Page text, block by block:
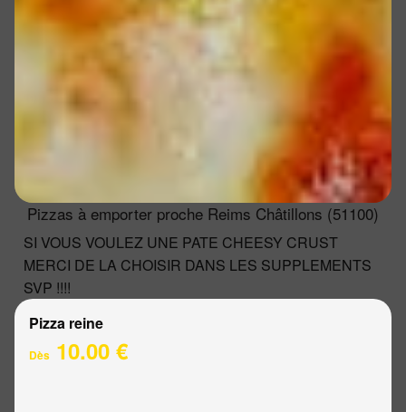
Pizzas à emporter proche Reims Châtillons (51100)
SI VOUS VOULEZ UNE PATE CHEESY CRUST
MERCI DE LA CHOISIR DANS LES SUPPLEMENTS
SVP !!!!
Pizza reine
Dès 10.00 €